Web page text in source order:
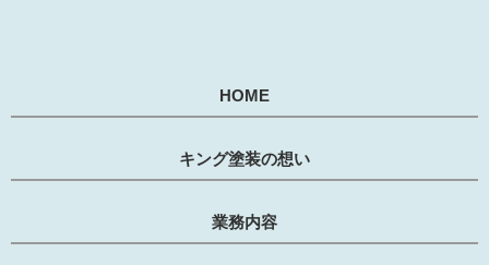
HOME
キング塗装の想い
業務内容